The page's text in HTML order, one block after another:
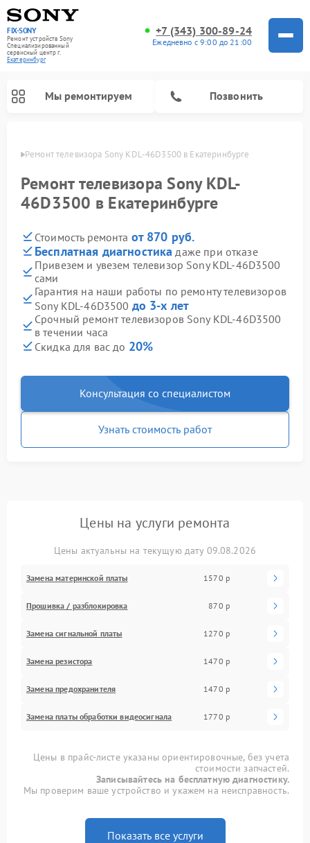
FIX-SONY
Ремонт устройств Sony
Специализированный
cервисный центр г.
Екатеринбург
+7 (343) 300-89-24
Ежедневно с 9:00 до 21:00
Мы ремонтируем Позвонить
Ремонт телевизора Sony KDL-46D3500 в Екатеринбурге
Ремонт телевизора Sony KDL-
46D3500 в Екатеринбурге
Стоимость ремонта от 870 руб.
Бесплатная диагностика даже при отказе
Привезем и увезем телевизор Sony KDL-46D3500
сами
Гарантия на наши работы по ремонту телевизоров
Sony KDL-46D3500 до 3-х лет
Срочный ремонт телевизоров Sony KDL-46D3500
в течении часа
Скидка для вас до 20%
Консультация со специалистом
Узнать стоимость работ
Цены на услуги ремонта
Цены актуальны на текущую дату 09.08.2026
Замена материнской платы 1570 р
Прошивка / разблокировка 870 р
Замена сигнальной платы 1270 р
Замена резистора 1470 р
Замена предохранителя 1470 р
Замена платы обработки видеосигнала 1770 р
Цены в прайс-листе указаны ориентировочные, без учета
стоимости запчастей.
Записывайтесь на бесплатную диагностику.
Мы проверим ваше устройство и укажем на неисправность.
Показать все услуги